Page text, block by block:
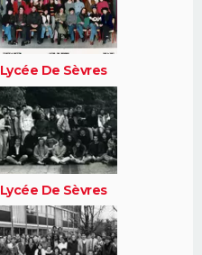
Lycée De Sèvres
Lycée De Sèvres